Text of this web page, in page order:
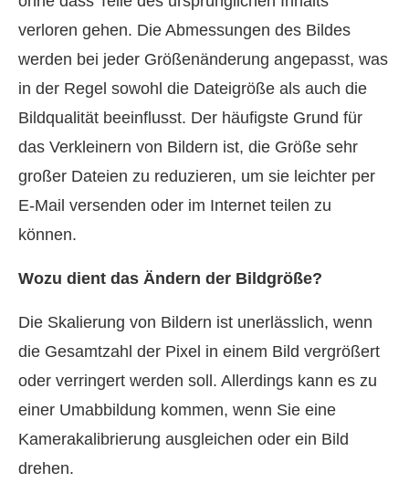
verloren gehen. Die Abmessungen des Bildes
werden bei jeder Größenänderung angepasst, was
in der Regel sowohl die Dateigröße als auch die
Bildqualität beeinflusst. Der häufigste Grund für
das Verkleinern von Bildern ist, die Größe sehr
großer Dateien zu reduzieren, um sie leichter per
E-Mail versenden oder im Internet teilen zu
können.
Wozu dient das Ändern der Bildgröße?
Die Skalierung von Bildern ist unerlässlich, wenn
die Gesamtzahl der Pixel in einem Bild vergrößert
oder verringert werden soll. Allerdings kann es zu
einer Umabbildung kommen, wenn Sie eine
Kamerakalibrierung ausgleichen oder ein Bild
drehen.